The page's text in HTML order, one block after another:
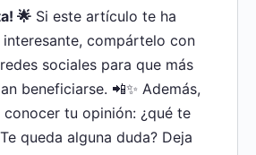
🌟 Si este artículo te ha
compártelo con
sociales para que más
beneficiarse. 📲✨ Además,
conocer tu opinión: ¿qué te
queda alguna duda? Deja